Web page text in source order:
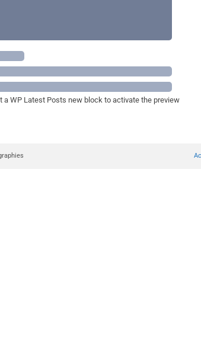
a WP Latest Posts new block to activate the preview